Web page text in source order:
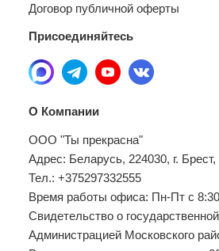
Договор публичной оферты
Присоединяйтесь
О Компании
ООО "Ты прекрасна"
Адрес: Беларусь, 224030, г.
Тел.: +375297332555
Время работы офиса: Пн-Пт с
Свидетельство о
Администрацией Московского